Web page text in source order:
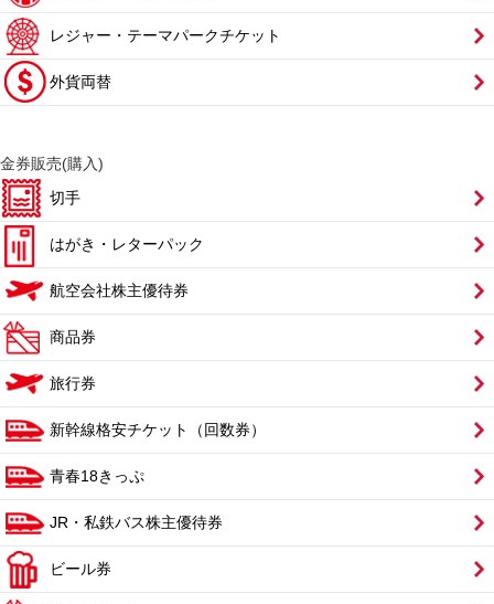
レジャー・テーマパークチケット
外貨両替
金券販売(購入)
切手
はがき・レターパック
航空会社株主優待券
商品券
旅行券
新幹線格安チケット（回数券）
青春18きっぷ
JR・私鉄バス株主優待券
ビール券